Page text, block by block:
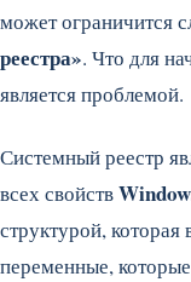
может ограничится
реестра». Что для
является проблемой.
Системный реестр
всех свойств
структурой, которая
переменные,